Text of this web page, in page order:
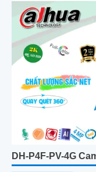
nước IP67 cùng tốc
DH-P4F-PV-4G